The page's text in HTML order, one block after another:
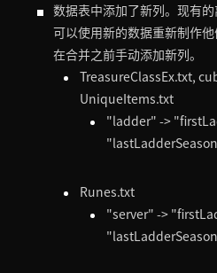
数据表中添加了新列。现有
可以使用新的数据重新制作
在合并之前手动添加新列。
TreasureClassEx.txt,
UniqueItems.txt
"ladder" ->
Runes.txt
"server" ->